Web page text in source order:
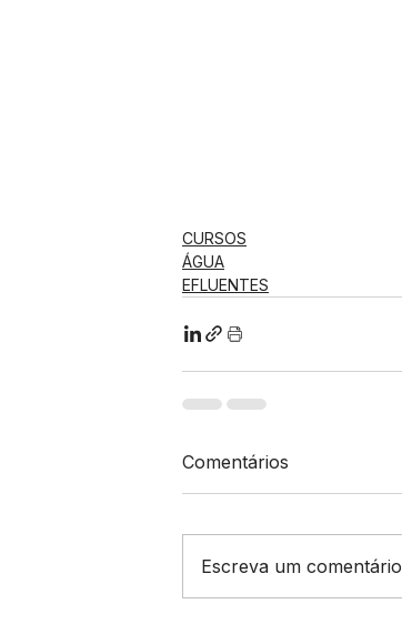
CURSOS
ÁGUA
EFLUENTES
Comentários
Escreva um comentário